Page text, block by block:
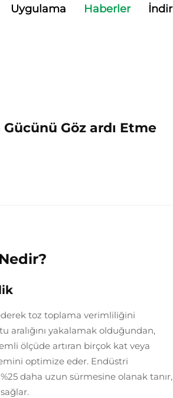
Uygulama Haberler
İndir
Göz ardı Etme
toz toplama verimliliğini
aralığını yakalamak olduğundan,
ölçüde artıran birçok kat veya
optimize eder. Endüstri
daha uzun sürmesine olanak tanır,